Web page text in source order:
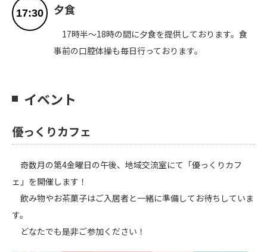
17:30 夕食
17時半～18時の間に夕食を提供しております。食
事前の口腔体操も毎日行っております。
イベント
優っくりカフェ
奇数月の第4金曜日の午後、地域交流室にて「優っくりカフ
ェ」を開催します！
飲み物やお茶菓子はご入居者と一緒に準備してお待ちしていま
す。
どなたでも是非ご参加ください！